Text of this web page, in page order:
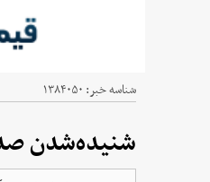
شناسه خبر: ۱۳۸۴۰۵۰
شنیده‌شدن